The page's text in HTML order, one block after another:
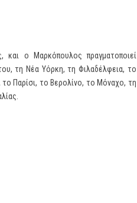
και ο Μαρκόπουλος πραγματοποιεί
τη Νέα Υόρκη, τη Φιλαδέλφεια, το
Παρίσι, το Βερολίνο, το Μόναχο, τη